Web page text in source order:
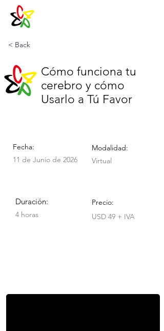
< Back
Cómo funciona tu
cerebro y cómo
Usarlo a Tú Favor
Fecha:
11 de Junio de 2026
Modalidad:
Virtual
Duración:
4 horas
Precio:
USD 49 + IVA